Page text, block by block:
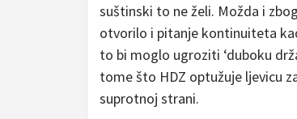
suštinski to ne želi. Možda i
otvorilo i pitanje kontinuiteta
to bi moglo ugroziti ‘duboku
tome što HDZ optužuje ljevicu
suprotnoj strani.